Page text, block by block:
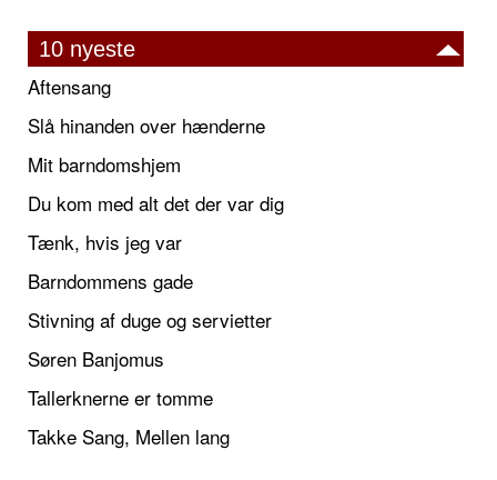
10 nyeste
Aftensang
Slå hinanden over hænderne
Mit barndomshjem
Du kom med alt det der var dig
Tænk, hvis jeg var
Barndommens gade
Stivning af duge og servietter
Søren Banjomus
Tallerknerne er tomme
Takke Sang, Mellen lang